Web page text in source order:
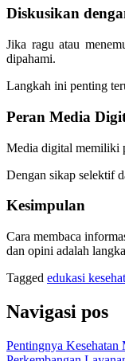
Diskusikan
Jika ragu atau
dipahami.
Langkah ini penting
Peran Media
Media digital memiliki
Dengan sikap selektif
Kesimpulan
Cara membaca
dan opini adalah
Tagged edukasi
Navigasi pos
Pentingnya